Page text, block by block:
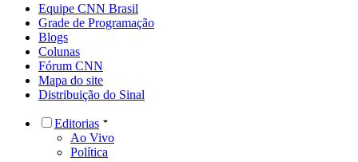
Equipe CNN Brasil
Grade de Programação
Blogs
Colunas
Fórum CNN
Mapa do site
Distribuição do Sinal
Editorias
Ao Vivo
Política